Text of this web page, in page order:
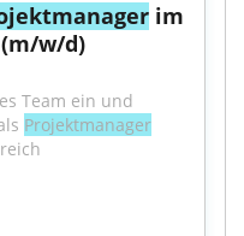
im
w/d)
Team ein und
Projektmanager